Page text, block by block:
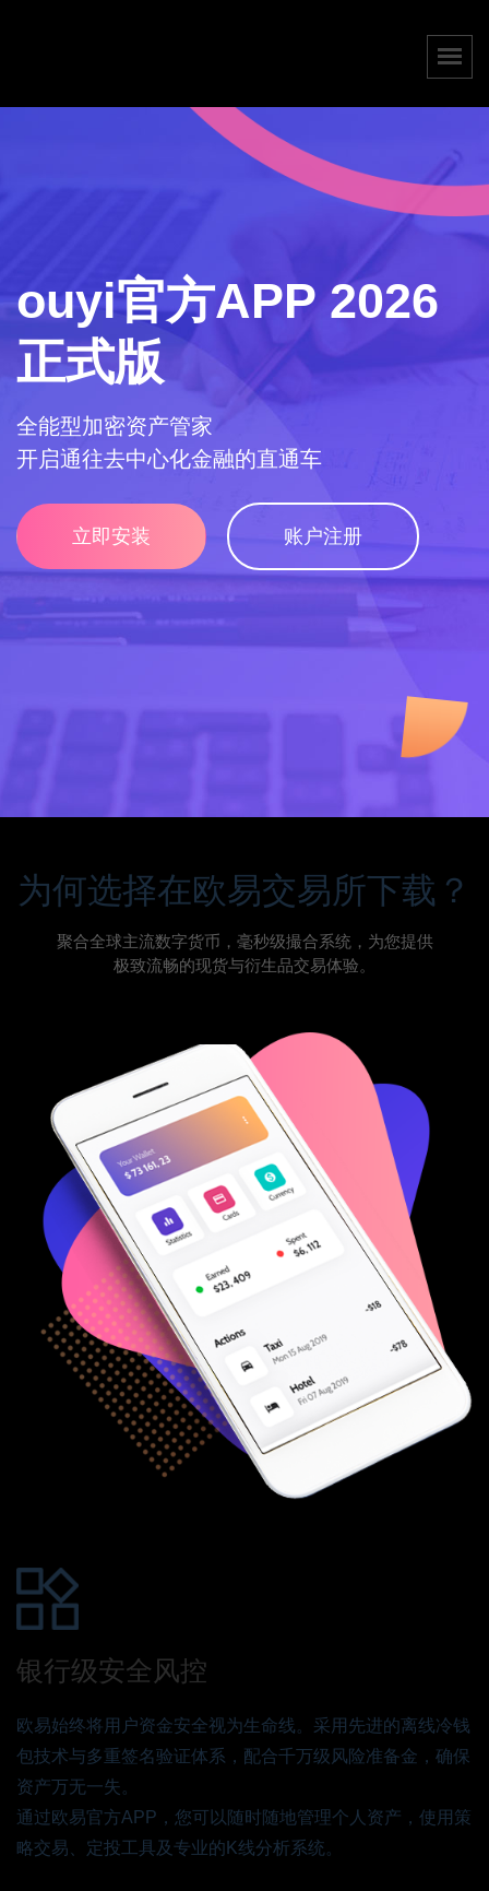
ouyi官方APP 2026
正式版
全能型加密资产管家
开启通往去中心化金融的直通车
立即安装 账户注册
为何选择在欧易交易所下载？
聚合全球主流数字货币，毫秒级撮合系统，为您提供
极致流畅的现货与衍生品交易体验。
银行级安全风控
欧易始终将用户资金安全视为生命线。采用先进的离线冷钱
包技术与多重签名验证体系，配合千万级风险准备金，确保
资产万无一失。
通过欧易官方APP，您可以随时随地管理个人资产，使用策
略交易、定投工具及专业的K线分析系统。